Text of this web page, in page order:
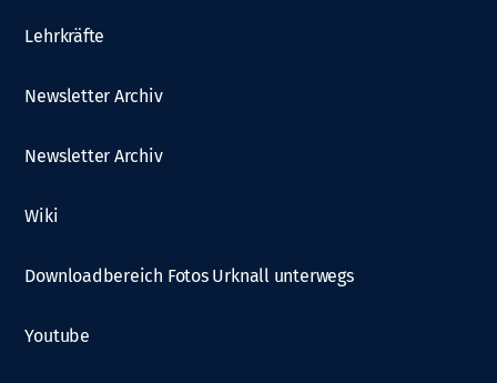
Lehrkräfte
Newsletter Archiv
Newsletter Archiv
Wiki
Downloadbereich Fotos Urknall unterwegs
Youtube